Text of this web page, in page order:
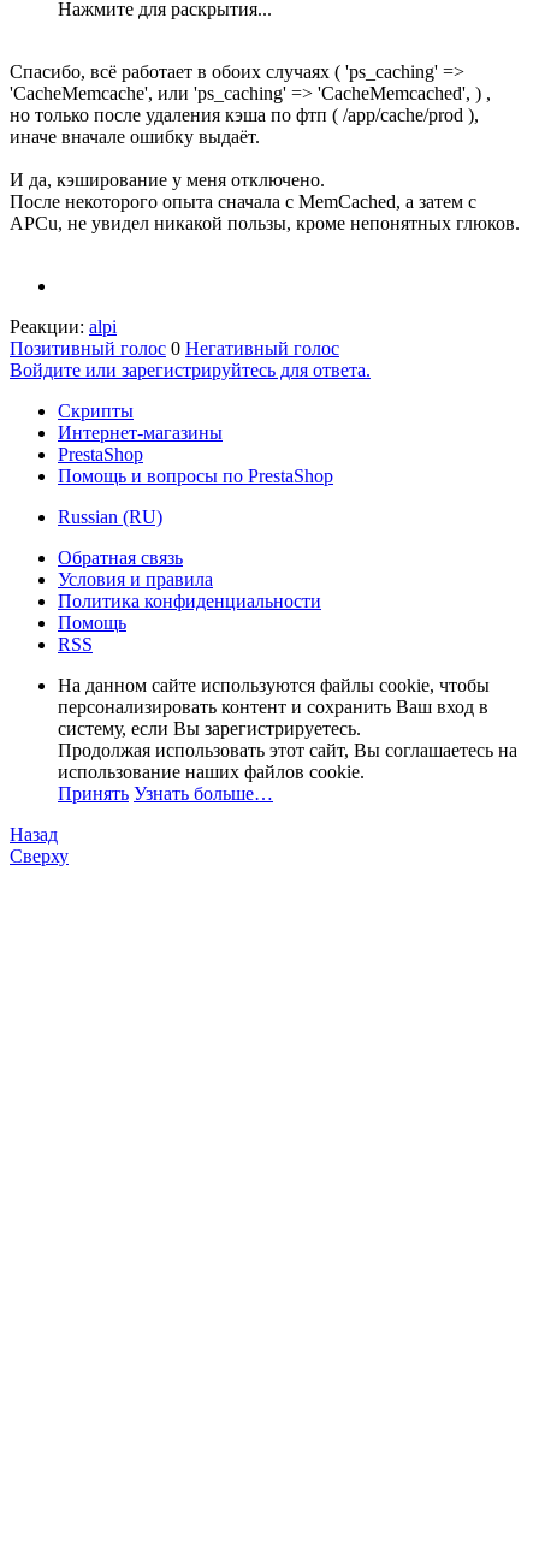
Нажмите для раскрытия...
Спасибо, всё работает в обоих случаях ( 'ps_caching' =>
'CacheMemcache', или 'ps_caching' => 'CacheMemcached', ) ,
но только после удаления кэша по фтп ( /app/cache/prod ),
иначе вначале ошибку выдаёт.
И да, кэширование у меня отключено.
После некоторого опыта сначала с MemCached, а затем с
APCu, не увидел никакой пользы, кроме непонятных глюков.
Реакции: alpi
Позитивный голос 0 Негативный голос
Войдите или зарегистрируйтесь для ответа.
Скрипты
Интернет-магазины
PrestaShop
Помощь и вопросы по PrestaShop
Russian (RU)
Обратная связь
Условия и правила
Политика конфиденциальности
Помощь
RSS
На данном сайте используются файлы cookie, чтобы
персонализировать контент и сохранить Ваш вход в
систему, если Вы зарегистрируетесь.
Продолжая использовать этот сайт, Вы соглашаетесь на
использование наших файлов cookie.
Принять Узнать больше…
Назад
Сверху